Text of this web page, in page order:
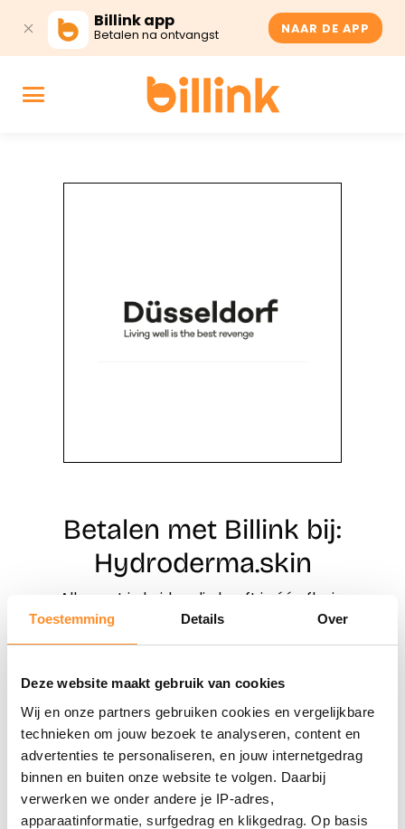
Toestemming Details Over
Deze website maakt gebruik van cookies
Wij en onze partners gebruiken cookies en vergelijkbare
technieken om jouw bezoek te analyseren, content en
advertenties te personaliseren, en jouw internetgedrag
binnen en buiten onze website te volgen. Daarbij
verwerken we onder andere je IP-adres,
apparaatinformatie, surfgedrag en klikgedrag. Op basis
Billink app
Betalen na ontvangst NAAR DE APP
Betalen met Billink bij:
Hydroderma.skin
Alles wat je huid nodig heeft in één flesje.
Naar winkels